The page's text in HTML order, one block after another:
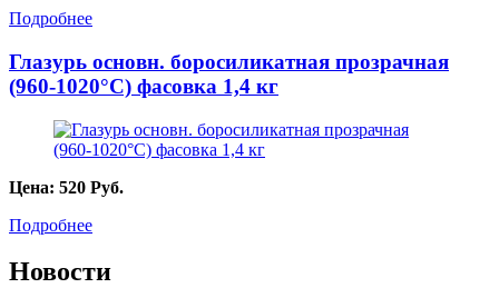
Подробнее
Глазурь основн. боросиликатная прозрачная
(960-1020°С) фасовка 1,4 кг
Цена: 520 Руб.
Подробнее
Новости